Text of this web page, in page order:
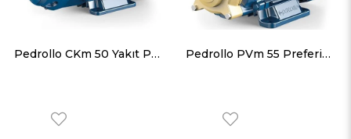
Pedrollo CKm 50 Yakıt Pompası Monofaze (220 Volt) 0.5 Hp 35 mss Pedrollo PVm 55 Preferikal Bronz Gövdeli Pompa Monofaze (220 Volt) 0.25 Hp 42 mss